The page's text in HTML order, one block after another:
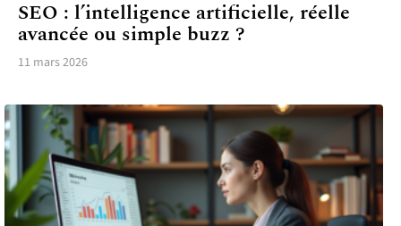
SEO : l’intelligence artificielle, réelle
avancée ou simple buzz ?
11 mars 2026